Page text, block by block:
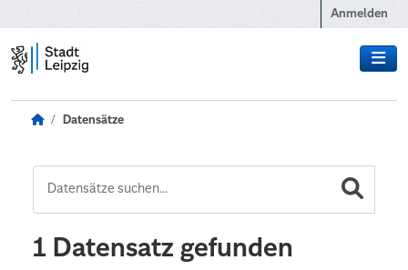
Anmelden
Datensätze
1 Datensatz gefunden